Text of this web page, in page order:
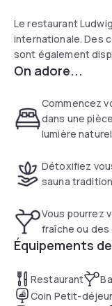
Le restaurant
internationale. Des
sont également
On adore...
Commencez
dans une
lumière
Détoxifiez
sauna
Vous pourrez
fraîche ou
Équipements
Restaurant
Coin Petit-